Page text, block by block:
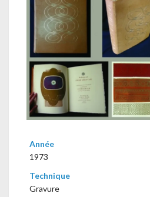
Année
1973
Technique
Gravure